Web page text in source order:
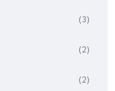
(3)
(2)
(2)